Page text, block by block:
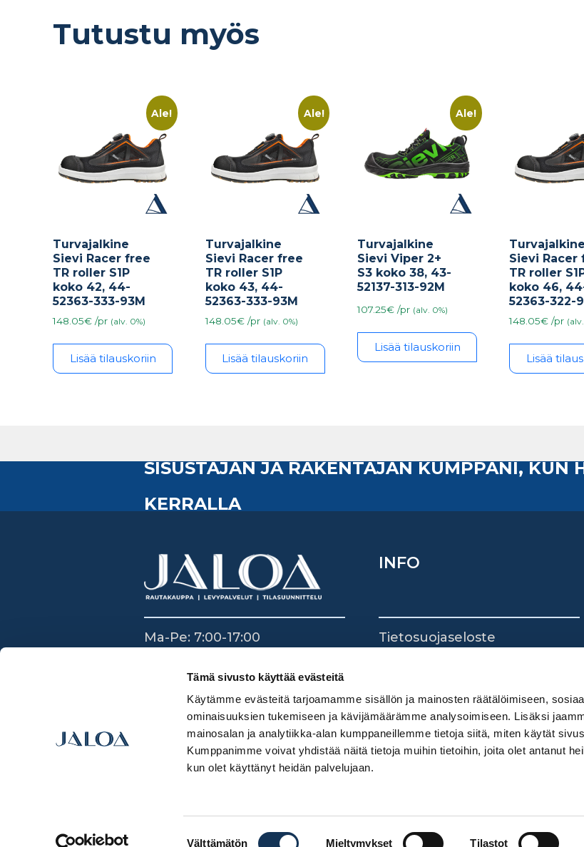
Tämä sivusto käyttää evästeitä
Käytämme evästeitä tarjoamamme sisällön ja mainosten räätälöimiseen,
ominaisuuksien tukemiseen ja kävijämäärämme analysoimiseen. Lisäksi
mainosalan ja analytiikka-alan kumppaneillemme tietoja siitä, miten käytät
Kumppanimme voivat yhdistää näitä tietoja muihin tietoihin, joita olet antanut
kun olet käyttänyt heidän palvelujaan.
Välttämätön Mieltymykset Tilastot
Tutustu myös
Ale!
Turvajalkine
Sievi Racer free
TR roller S1P
koko 42, 44-
52363-333-93M
148.05€ /pr (alv. 0%)
Lisää tilauskoriin
Ale!
Turvajalkine
Sievi Racer free
TR roller S1P
koko 43, 44-
52363-333-93M
148.05€ /pr (alv. 0%)
Lisää tilauskoriin
Ale!
Turvajalkine
Sievi Viper 2+
S3 koko 38, 43-
52137-313-92M
107.25€ /pr (alv. 0%)
Lisää tilauskoriin
Turvajalkine
Sievi Racer
TR roller
koko 46,
52363-322-
148.05€ /pr
Lisää
SISUSTAJAN JA RAKENTAJAN KUMPPANI, KUN
KERRALLA
Ma-Pe: 7:00-17:00
Su: Suljettu
INFO
Tietosuojaseloste